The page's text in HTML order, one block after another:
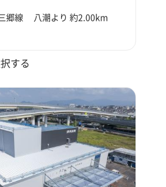
郷線 八潮より 約2.00km
する